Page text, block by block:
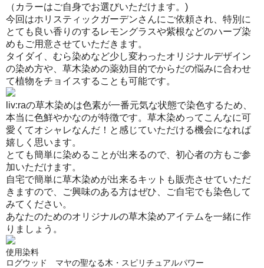
（カラーはご自身でお選びいただけます。)
今回はホリスティックガーデンさんにご依頼され、特別に
とても良い香りのするレモングラスや紫根などのハーブ染
めもご用意させていただきます。
タイダイ、むら染めなど少し変わったオリジナルデザイン
の染め方や、草木染めの薬効目的でからだの悩みに合わせ
て植物をチョイスすることも可能です。
liv:raの草木染めは色素が一番元気な状態で染色するため、
本当に色鮮やかなのが特徴です。草木染めってこんなに可
愛くてオシャレなんだ！と感じていただける機会になれば
嬉しく思います。
とても簡単に染めることが出来るので、初心者の方もご参
加いただけます。
自宅で簡単に草木染めが出来るキットも販売させていただ
きますので、ご興味のある方はぜひ、ご自宅でも染色して
みてください。
あなたのためのオリジナルの草木染めアイテムを一緒に作
りましょう。
使用染料
ログウッド マヤの聖なる木・スピリチュアルパワー